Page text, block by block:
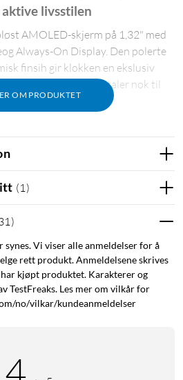
OM PRODUKTET
livsstilen
AMOLED-skjerm på 1,32" med
Always-On Display. Den polerte
finsih gir klokken en ekslusiv
gjør at den taler nok til
i ferskvann.
presisjon
inkludert svømming, HIIT
seg til alt fra daglig mosjon til med
En kraftig 10-aksers
med støtten til fem GNSS-
Galileo og QZSS) for
miljøer.
rundt
helse med kontinuerlig
(1)
)
synes. Vi viser alle anmeldelser for å
rett produkt. Anmeldelsene skrives
kjøpt produktet. Karakterer og
TestFreaks. Les mer om vilkår for
no/vilkar/kundeanmeldelser
4